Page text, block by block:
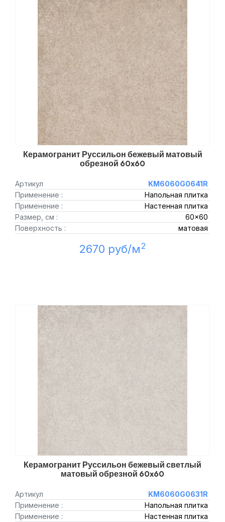
Керамогранит Руссильон бежевый матовый
обрезной 60x60
Артикул
KM6060G0641R
Применение :
Напольная плитка
Применение :
Настенная плитка
Размер, см :
60x60
Поверхность :
матовая
2670 руб/м2
Керамогранит Руссильон бежевый светлый
матовый обрезной 60x60
Артикул
KM6060G0631R
Применение :
Напольная плитка
Применение :
Настенная плитка